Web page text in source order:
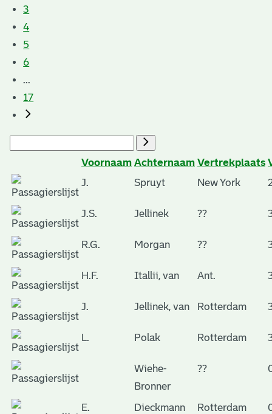
3
4
5
6
...
17
Voornaam Achternaam Vertrekplaats
J.
Spruyt New York
J.S. Jellinek ??
R.G. Morgan ??
H.F. Itallii, van Ant.
J. Jellinek, van Rotterdam
L. Polak Rotterdam
Wiehe-
Bronner
??
E. Dieckmann Rotterdam